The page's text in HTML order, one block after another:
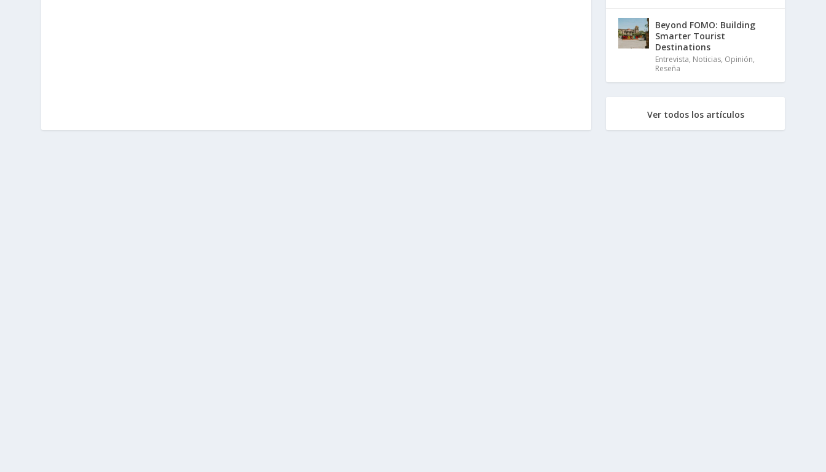
Beyond FOMO: Building
Smarter Tourist
Destinations
Entrevista, Noticias, Opinión,
Reseña
Ver todos los artículos